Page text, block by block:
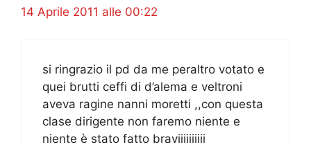
14 Aprile 2011 alle 00:22
si ringrazio il pd da me peraltro votato e
quei brutti ceffi di d’alema e veltroni
aveva ragine nanni moretti ,,con questa
clase dirigente non faremo niente e
niente è stato fatto braviiiiiiiiii